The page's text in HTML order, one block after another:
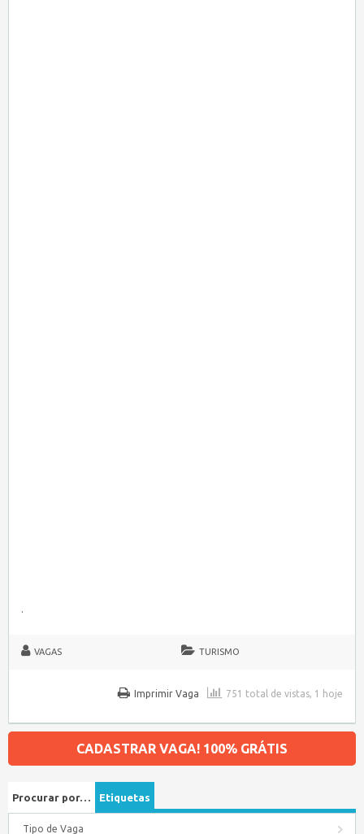
.
VAGAS TURISMO
751 total de vistas, 1 hoje
Imprimir Vaga
CADASTRAR VAGA! 100% GRÁTIS
Procurar por… Etiquetas
Tipo de Vaga